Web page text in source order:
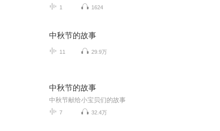
1 1624
中秋节的故事
11 29.9万
中秋节的故事
中秋节献给小宝贝们的故事
7 32.4万